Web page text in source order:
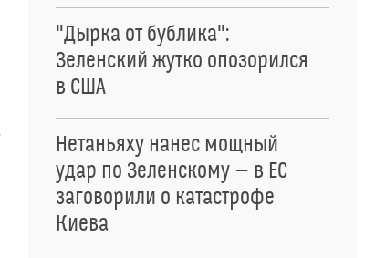
"Дырка от бублика":
Зеленский жутко опозорился
в США
Нетаньяху нанес мощный
удар по Зеленскому — в ЕС
заговорили о катастрофе
Киева